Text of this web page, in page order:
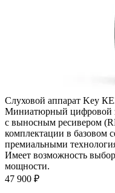
Слуховой аппарат Key
Миниатюрный цифровой
с выносным ресивером
комплектации в базовом
премиальными
Имеет возможность
мощности.
47 900 ₽